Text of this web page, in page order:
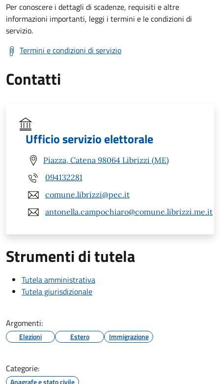
Per conoscere i dettagli di scadenze, requisiti e altre
informazioni importanti, leggi i termini e le condizioni di
servizio.
Termini e condizioni di servizio
Contatti
Ufficio servizio elettorale
Piazza, Catena 98064 Librizzi (ME)
094132281
comune.librizzi@pec.it
antonella.campochiaro@comune.librizzi.me.it
Strumenti di tutela
Tutela amministrativa
Tutela giurisdizionale
Argomenti:
Elezioni Estero Immigrazione
Categorie:
Anagrafe e stato civile